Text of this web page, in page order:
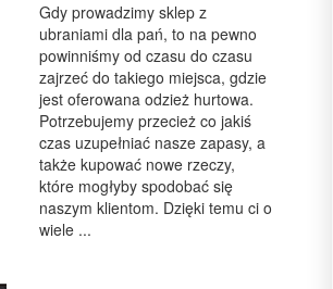
Gdy prowadzimy sklep z
ubraniami dla pań, to na pewno
powinniśmy od czasu do czasu
zajrzeć do takiego miejsca, gdzie
jest oferowana odzież hurtowa.
Potrzebujemy przecież co jakiś
czas uzupełniać nasze zapasy, a
także kupować nowe rzeczy,
które mogłyby spodobać się
naszym klientom. Dzięki temu ci o
wiele ...